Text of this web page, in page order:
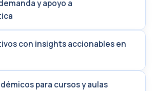
y apoyo a
con insights accionables en
para cursos y aulas